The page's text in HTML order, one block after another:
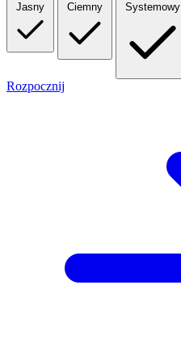
Jasny Ciemny Systemowy
Rozpocznij